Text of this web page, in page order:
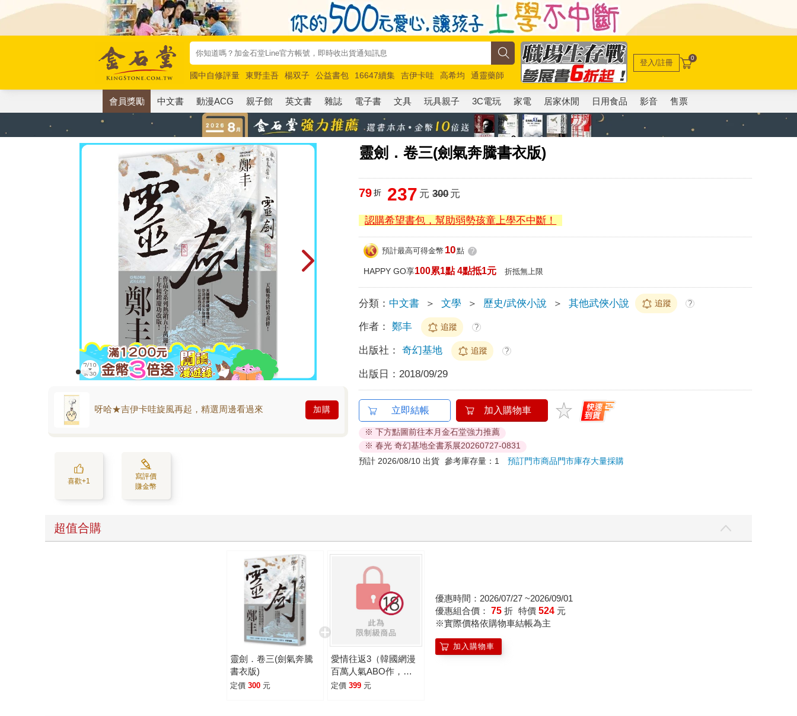
國中自修評量 東野圭吾 楊双子 公益書包 16647續集 吉伊卡哇 高希均
通靈藥師
唯紅花綻放
奧德賽 路邊攤新作 馬斯克 玩具總動員5 超慢跑
登入/註冊 0
會員獎勵 中文書 動漫ACG 親子館 英文書 雜誌 電子書 文具 玩具親子 3C電玩 家電 居家休閒 日用食品 影音 售票
靈劍．卷三(劍氣奔騰書衣版)
呀哈★吉伊卡哇旋風再起，精選周邊看過來 加購
喜歡+1
寫評價
賺金幣
79 折 237 元 300元
認購希望書包，幫助弱勢孩童上學不中斷！
預計最高可得金幣 10點 ?
HAPPY GO享100累1點 4點抵1元 折抵無上限
分類： 中文書 ＞ 文學 ＞ 歷史/武俠小說 ＞ 其他武俠小說 追蹤 ?
作者： 鄭丰 追蹤 ?
出版社： 奇幻基地 追蹤 ?
出版日： 2018/09/29
立即結帳 加入購物車
※ 下方點圖前往本月金石堂強力推薦
※ 春光 奇幻基地全書系展20260727-0831
預計 2026/08/10 出貨 參考庫存量：1預訂門市商品門市庫存大量採購
超值合購
靈劍．卷三(劍氣奔騰
書衣版)
定價 300 元
愛情往返3（韓國網漫
百萬人氣ABO作，無
聖光火辣開車！）
定價 399 元
優惠時間：2026/07/27 ~2026/09/01
優惠組合價： 75 折 特價 524 元
※實際價格依購物車結帳為主
加入購物車